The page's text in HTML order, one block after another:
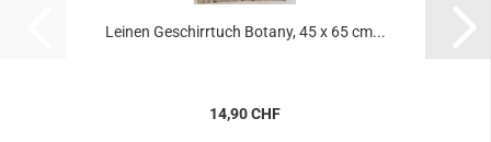
Leinen Geschirrtuch Botany, 45 x 65 cm...
14,90 CHF